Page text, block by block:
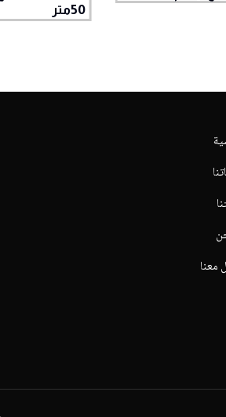
50متر
معنا